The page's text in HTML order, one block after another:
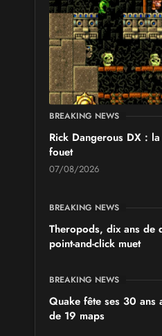
BREAKING NEWS
Rick Dangerous DX :
fouet
07/08/2026
BREAKING NEWS
Theropods, dix ans de
point-and-click muet
BREAKING NEWS
Quake fête ses 30 ans
de 19 maps